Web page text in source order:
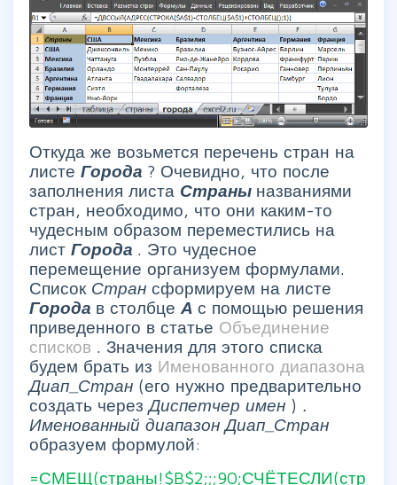
Откуда же возьмется перечень стран на
листе Города ? Очевидно, что после
заполнения листа Страны названиями
стран, необходимо, что они каким-то
чудесным образом переместились на
лист Города . Это чудесное
перемещение организуем формулами.
Список Стран сформируем на листе
Города в столбце А с помощью решения
приведенного в статье Объединение
списков . Значения для этого списка
будем брать из Именованного диапазона
Диап_Стран (его нужно предварительно
создать черезДиспетчер имен ) .
Именованный диапазонДиап_Стран
образуем формулой:
=СМЕЩ(страны!$B$2;;;90;СЧЁТЕСЛИ(стр